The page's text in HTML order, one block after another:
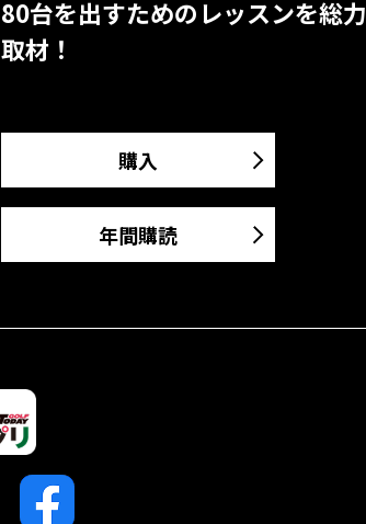
80台を出すためのレッスンを総力
取材！
購入
年間購読